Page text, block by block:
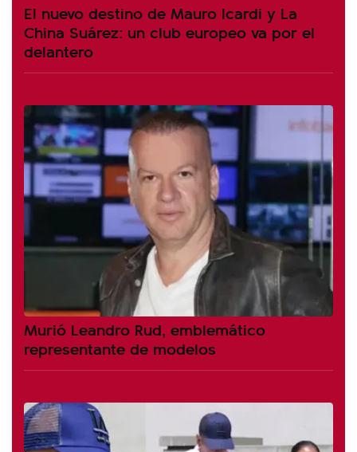
El nuevo destino de Mauro Icardi y La
China Suárez: un club europeo va por el
delantero
Murió Leandro Rud, emblemático
representante de modelos